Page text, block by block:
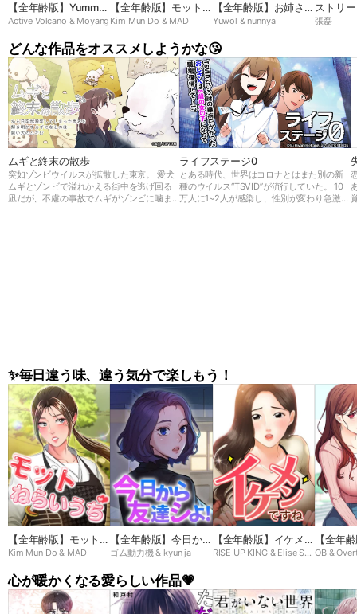
【全年齢版】Yummy
× Yummy
Active Volcano & Moyang
【全年齢版】モットね
らいうち➸♡
Kim Mun Do & MAD
【全年齢版】お姉さん
の友達
Yuwol & nunnya
ストリ
ーナ
張磊
どんな作品をオススメしようかな😘
ムギと終末の散歩
突如ゾンビウイルスが拡散した東京。 愛犬
ムギとゾンビで溢れかえる街中を逃げ回る
凪だが、不慮の事故でムギがゾンビに噛ま
ライフステージ0
とある時代、世界はコロナとはまた別の新
種のウイルス“TSVID”が流行していた。 10
万人に1~2人が感染し、性別が変わり急激に
✨毎日違う味、違う気分で楽しもう！
【全年齢版】モットね
らいうち➸♡
Kim Mun Do & MAD
【全年齢版】今日から
友達シよ！
ゴム動力機 & kyun ja
【全年齢版】イケメン
ですね
RISE UP KING & Elise Shin
【全年
ン
OB &
心が暖かくなる愛らしい作品💗